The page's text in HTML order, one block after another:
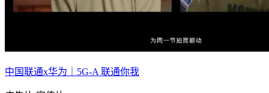
中国联通x华为｜5G-A 联通你我